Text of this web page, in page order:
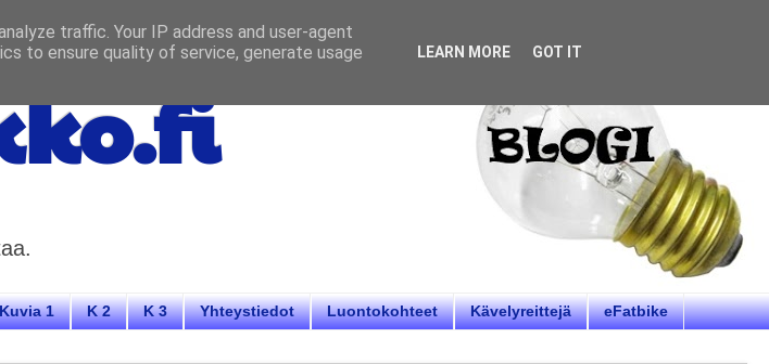
Kuvia 1 K 2 K 3 Yhteystiedot Luontokohteet Kävelyreittejä eFatbike
traffic. Your IP address and user-agent
to ensure quality of service, generate usage
LEARN MORE GOT IT